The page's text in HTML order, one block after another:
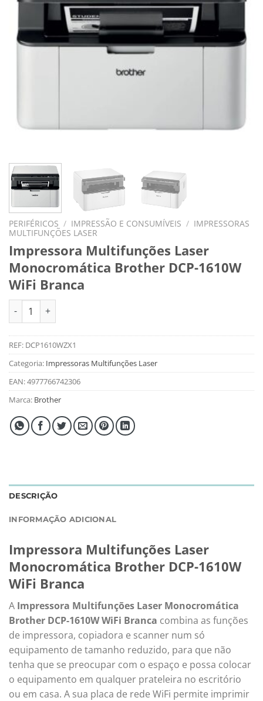
PERIFÉRICOS / IMPRESSÃO E CONSUMÍVEIS / IMPRESSORAS
MULTIFUNÇÕES LASER
Impressora Multifunções Laser
Monocromática Brother DCP-1610W
WiFi Branca
Quantidade de Impressora Multifunções Laser
REF: DCP1610WZX1
Categoria: Impressoras Multifunções Laser
EAN:4977766742306
Marca: Brother
DESCRIÇÃO
INFORMAÇÃO ADICIONAL
Impressora Multifunções Laser
Monocromática Brother DCP-1610W
WiFi Branca
A Impressora Multifunções Laser Monocromática
Brother DCP-1610W WiFi Branca combina as funções
de impressora, copiadora e scanner num só
equipamento de tamanho reduzido, para que não
tenha que se preocupar com o espaço e possa colocar
o equipamento em qualquer prateleira no escritório
ou em casa. A sua placa de rede WiFi permite imprimir